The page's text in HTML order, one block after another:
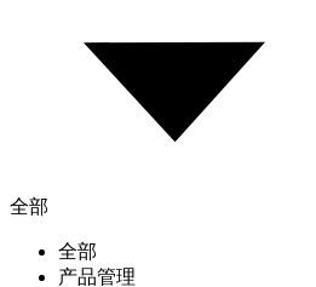
全部
全部
产品管理